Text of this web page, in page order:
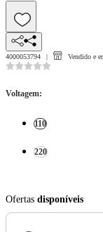
4000053794 Vendido e
Voltagem:
110
220
Ofertas disponíveis